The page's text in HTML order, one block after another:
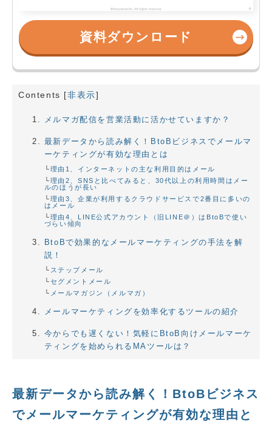
資料ダウンロード
Contents [非表示]
メルマガ配信を営業活動に活かせていますか？
最新データから読み解く！BtoBビジネスでメールマ
ーケティングが有効な理由とは
理由1、インターネットの主な利用目的はメール
理由2、SNSと比べてみると、30代以上の利用時間はメー
ルのほうが長い
理由3、企業が利用するクラウドサービスで2番目に多いの
はメール
理由4、LINE公式アカウント（旧LINE＠）はBtoBで使い
づらい傾向
BtoBで効果的なメールマーケティングの手法を解
説！
ステップメール
セグメントメール
メールマガジン（メルマガ）
メールマーケティングを効率化するツールの紹介
今からでも遅くない！気軽にBtoB向けメールマーケ
ティングを始められるMAツールは？
最新データから読み解く！BtoBビジネス
でメールマーケティングが有効な理由と